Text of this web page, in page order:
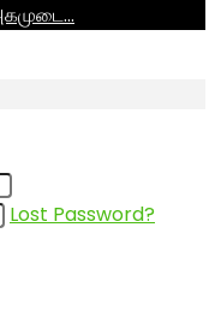
Lost Password?